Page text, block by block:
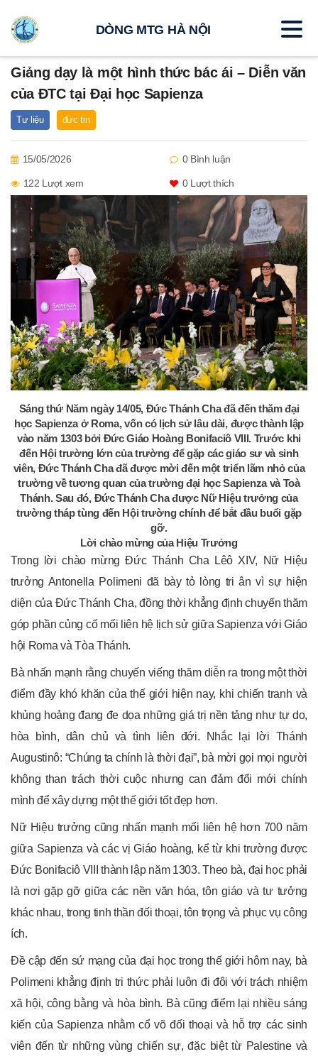
Giảng dạy là một hình thức bác ái – Diễn văn
của ĐTC tại Đại học Sapienza
Tư liệu đức tin
15/05/2026 0 Bình luận
122 Lượt xem 0Lượt thích
Sáng thứ Năm ngày 14/05, Đức Thánh Cha đã đến thăm đại
học Sapienza ở Roma, vốn có lịch sử lâu dài, được thành lập
vào năm 1303 bởi Đức Giáo Hoàng Bonifaciô VIII. Trước khi
đến Hội trường lớn của trường để gặp các giáo sư và sinh
viên, Đức Thánh Cha đã được mời đến một triển lãm nhỏ của
trường về tương quan của trường đại học Sapienza và Toà
Thánh. Sau đó, Đức Thánh Cha được Nữ Hiệu trưởng của
trường tháp tùng đến Hội trường chính để bắt đầu buổi gặp
gỡ.
Lời chào mừng của Hiệu Trưởng
Trong lời chào mừng Đức Thánh Cha Lêô XIV, Nữ Hiệu
trưởng Antonella Polimeni đã bày tỏ lòng tri ân vì sự hiện
diện của Đức Thánh Cha, đồng thời khẳng định chuyến thăm
góp phần củng cố mối liên hệ lịch sử giữa Sapienza với Giáo
hội Roma và Tòa Thánh.
Bà nhấn mạnh rằng chuyến viếng thăm diễn ra trong một thời
điểm đầy khó khăn của thế giới hiện nay, khi chiến tranh và
khủng hoảng đang đe dọa những giá trị nền tảng như tự do,
hòa bình, dân chủ và tình liên đới. Nhắc lại lời Thánh
Augustinô: “Chúng ta chính là thời đại”, bà mời gọi mọi người
không than trách thời cuộc nhưng can đảm đổi mới chính
mình để xây dựng một thế giới tốt đẹp hơn.
Nữ Hiệu trưởng cũng nhấn mạnh mối liên hệ hơn 700 năm
giữa Sapienza và các vị Giáo hoàng, kể từ khi trường được
Đức Bonifaciô VIII thành lập năm 1303. Theo bà, đại học phải
là nơi gặp gỡ giữa các nền văn hóa, tôn giáo và tư tưởng
khác nhau, trong tinh thần đối thoại, tôn trọng và phục vụ công
ích.
Đề cập đến sứ mạng của đại học trong thế giới hôm nay, bà
Polimeni khẳng định tri thức phải luôn đi đôi với trách nhiệm
xã hội, công bằng và hòa bình. Bà cũng điểm lại nhiều sáng
kiến của Sapienza nhằm cổ võ đối thoại và hỗ trợ các sinh
viên đến từ những vùng chiến sự, đặc biệt từ Palestine và
DÒNG MTG HÀ NỘI